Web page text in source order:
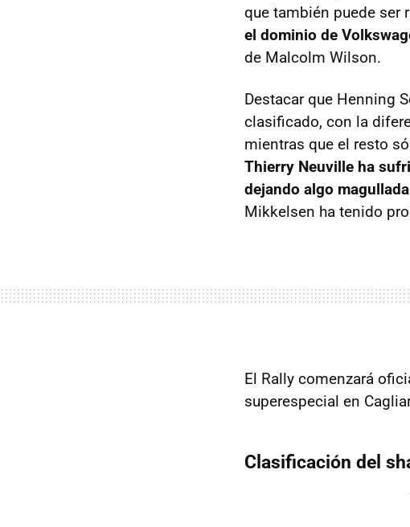
que también puede ser
el dominio de
de Malcolm Wilson.
Destacar que Henning
clasificado, con la
mientras que el resto
Thierry Neuville ha
dejando algo
Mikkelsen ha tenido
El Rally comenzará
superespecial en
Clasificación del